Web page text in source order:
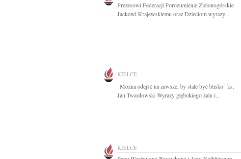
Prezesowi Federacji Porozumienie Zielonogórskie
Jackowi Krajewskiemu oraz Dzieciom wyrazy...
KIELCE
"Można odejść na zawsze, by stale być blisko" ks.
Jan Twardowski Wyrazy głębokiego żalu i...
KIELCE